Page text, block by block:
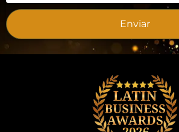
Enviar